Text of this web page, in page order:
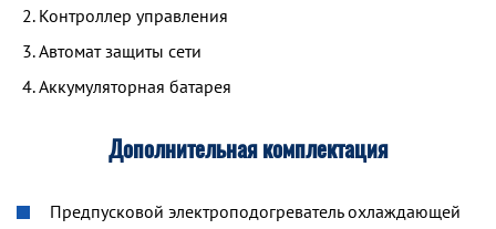
Контроллер управления
Автомат защиты сети
Аккумуляторная батарея
Дополнительная комплектация
Предпусковой электроподогреватель охлаждающей